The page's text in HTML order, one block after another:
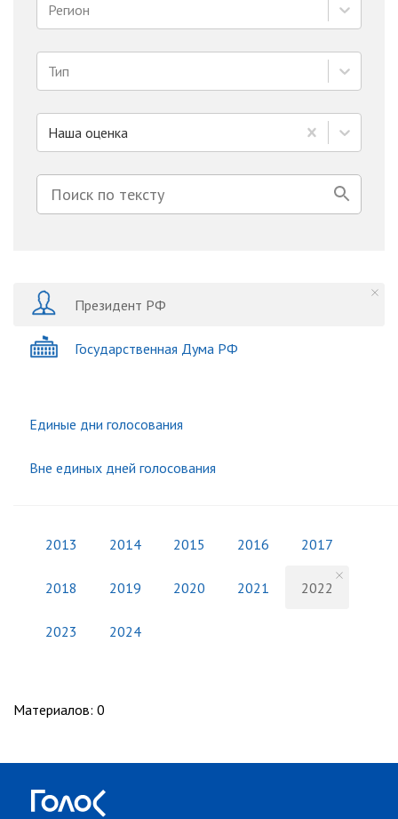
Регион
Тип
Наша оценка
Президент РФ
Государственная Дума РФ
Единые дни голосования
Вне единых дней голосования
2013 2014 2015 2016 2017
2018 2019 2020 2021 2022
2023 2024
Материалов: 0